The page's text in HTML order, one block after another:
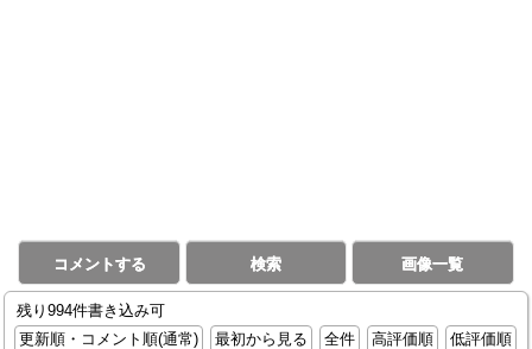
コメントする 検索 画像一覧
残り994件書き込み可
更新順・コメント順(通常)
最初から見る 全件 高評価順
低評価順